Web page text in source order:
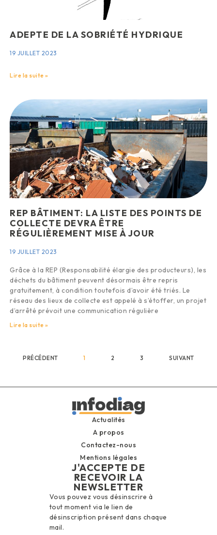
ADEPTE DE LA SOBRIÉTÉ HYDRIQUE
19 JUILLET 2023
Lire la suite »
REP BÂTIMENT: LA LISTE DES POINTS DE
COLLECTE DEVRA ÊTRE
RÉGULIÈREMENT MISE À JOUR
19 JUILLET 2023
Grâce à la REP (Responsabilité élargie des producteurs), les
déchets du bâtiment peuvent désormais être repris
gratuitement, à condition toutefois d’avoir été triés. Le
réseau des lieux de collecte est appelé à s’étoffer, un projet
d’arrêté prévoit une communication régulière
Lire la suite »
PRÉCÉDENT 1 2 3 SUIVANT
Actualités
A propos
Contactez-nous
Mentions légales
J'ACCEPTE DE
RECEVOIR LA
NEWSLETTER
Vous pouvez vous désinscrire à
tout moment via le lien de
désinscription présent dans chaque
mail.